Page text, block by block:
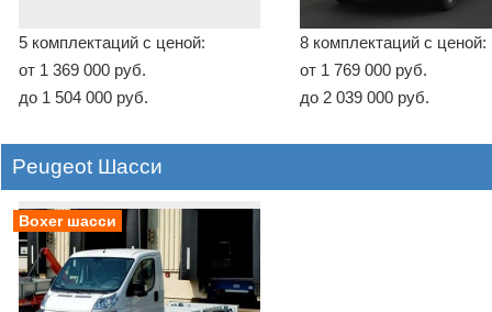
5 комплектаций с ценой:
от 1 369 000 руб.
до 1 504 000 руб.
8 комплектаций с ценой:
от 1 769 000 руб.
до 2 039 000 руб.
Peugeot Шасси
Boxer шасси